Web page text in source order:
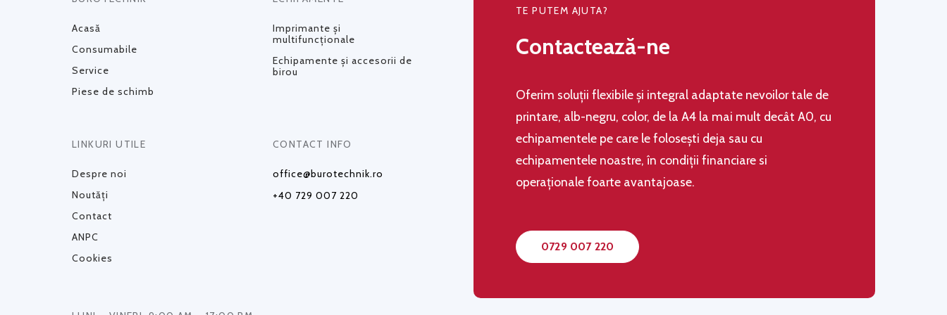
Acasă
Consumabile
Service
Piese de schimb
Imprimante și
multifuncționale
Echipamente și accesorii de
birou
LINKURI UTILE
Despre noi
Noutăți
Contact
ANPC
Cookies
CONTACT INFO
office@burotechnik.ro
+40 729 007 220
TE PUTEM AJUTA?
Contactează-ne
Oferim soluţii flexibile şi integral adaptate nevoilor tale de
printare, alb-negru, color, de la A4 la mai mult decât A0, cu
echipamentele pe care le folosești deja sau cu
echipamentele noastre, în condiţii financiare si
operaţionale foarte avantajoase.
0729 007 220